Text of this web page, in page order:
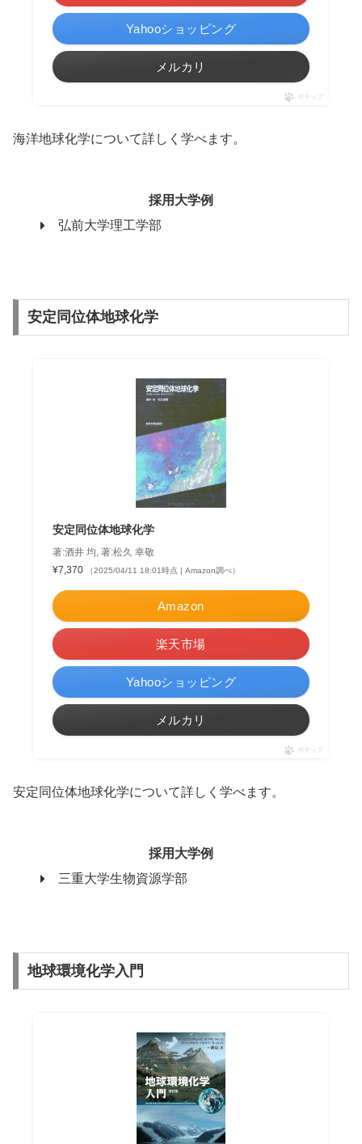
Yahooショッピング
メルカリ
ポチップ
海洋地球化学について詳しく学べます。
採用大学例
弘前大学理工学部
安定同位体地球化学
安定同位体地球化学
著:酒井 均, 著:松久 幸敬
¥7,370
（2025/04/11 18:01時点 | Amazon調べ）
Amazon
楽天市場
Yahooショッピング
メルカリ
ポチップ
安定同位体地球化学について詳しく学べます。
採用大学例
三重大学生物資源学部
地球環境化学入門